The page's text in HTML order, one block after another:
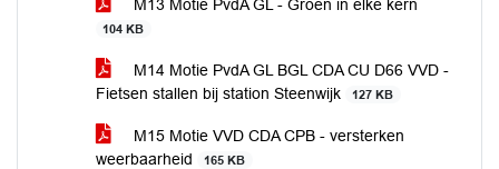
M13 Motie PvdA GL - Groen in elke kern
104 KB
M14 Motie PvdA GL BGL CDA CU D66 VVD -
Fietsen stallen bij station Steenwijk
127 KB
M15 Motie VVD CDA CPB - versterken
weerbaarheid
165 KB